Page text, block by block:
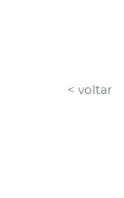
< voltar